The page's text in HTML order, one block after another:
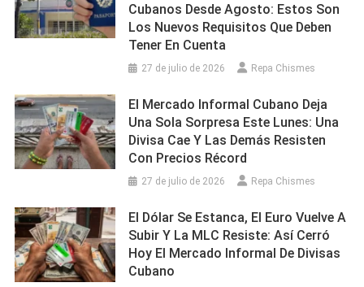
Cubanos Desde Agosto: Estos Son
Los Nuevos Requisitos Que Deben
Tener En Cuenta
27 de julio de 2026 Repa Chismes
El Mercado Informal Cubano Deja
Una Sola Sorpresa Este Lunes: Una
Divisa Cae Y Las Demás Resisten
Con Precios Récord
27 de julio de 2026 Repa Chismes
El Dólar Se Estanca, El Euro Vuelve A
Subir Y La MLC Resiste: Así Cerró
Hoy El Mercado Informal De Divisas
Cubano